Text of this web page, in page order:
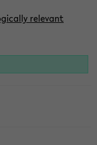
relevant